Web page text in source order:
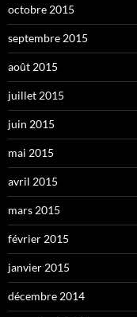
octobre 2015
septembre 2015
août 2015
juillet 2015
juin 2015
mai 2015
avril 2015
mars 2015
février 2015
janvier 2015
décembre 2014